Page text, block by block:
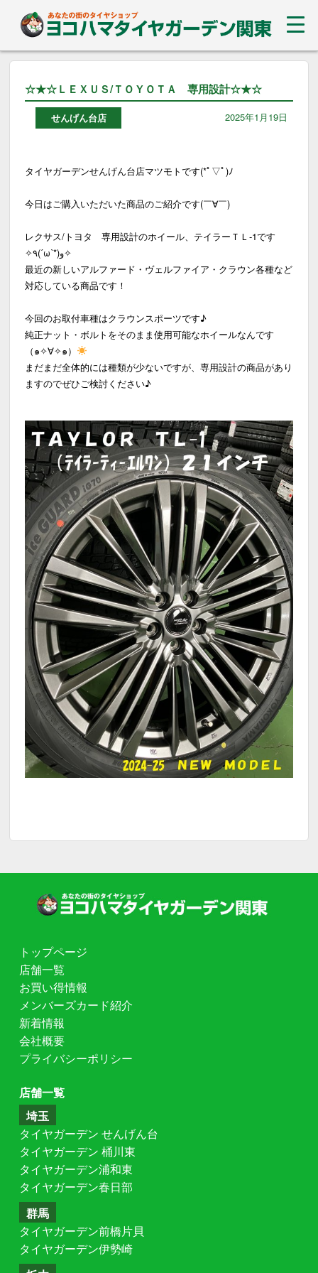
☆★☆ＬＥＸＵＳ/ＴＯＹＯＴＡ 専用設計☆★☆
せんげん台店 2025年1月19日
タイヤガーデンせんげん台店マツモトです(*ﾟ▽ﾟ)ﾉ
今日はご購入いただいた商品のご紹介です(￣∀￣)
レクサス/トヨタ 専用設計のホイール、テイラーＴＬ-1です
✧٩(ˊωˋ*)و✧
最近の新しいアルファード・ヴェルファイア・クラウン各種など
対応している商品です！
今回のお取付車種はクラウンスポーツです♪
純正ナット・ボルトをそのまま使用可能なホイールなんです
（๑✧∀✧๑）
まだまだ全体的には種類が少ないですが、専用設計の商品があり
ますのでぜひご検討ください♪
トップページ
店舗一覧
お買い得情報
メンバーズカード紹介
新着情報
会社概要
プライバシーポリシー
店舗一覧
埼玉
タイヤガーデン せんげん台
タイヤガーデン 桶川東
タイヤガーデン浦和東
タイヤガーデン春日部
群馬
タイヤガーデン前橋片貝
タイヤガーデン伊勢崎